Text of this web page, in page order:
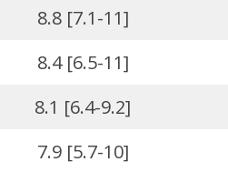
8.8 [7.1-11]
8.4 [6.5-11]
8.1 [6.4-9.2]
7.9 [5.7-10]